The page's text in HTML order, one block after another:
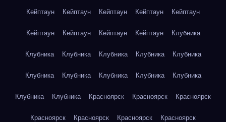
Кейптаун Кейптаун Кейптаун Кейптаун Кейптаун
Кейптаун Кейптаун Кейптаун Кейптаун Клубника
Клубника Клубника Клубника Клубника Клубника
Клубника Клубника Клубника Клубника Клубника
Клубника Клубника Красноярск Красноярск Красноярск
Красноярск Красноярск Красноярск Красноярск